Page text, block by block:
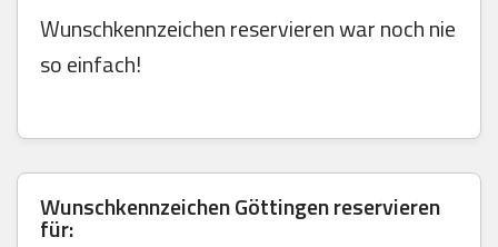
Wunschkennzeichen reservieren war noch nie
so einfach!
Wunschkennzeichen Göttingen reservieren
für: